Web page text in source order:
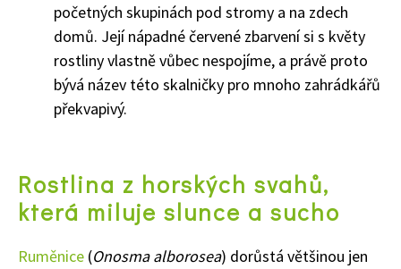
početných skupinách pod stromy a na zdech
domů. Její nápadné červené zbarvení si s květy
rostliny vlastně vůbec nespojíme, a právě proto
bývá název této skalničky pro mnoho zahrádkářů
překvapivý.
Rostlina z horských svahů,
která miluje slunce a sucho
Ruměnice (Onosma alborosea) dorůstá většinou jen